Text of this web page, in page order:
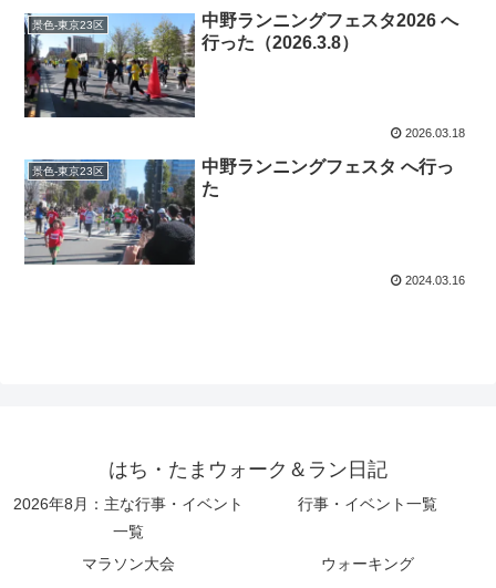
景色-東京23区
中野ランニングフェスタ2026 へ
行った（2026.3.8）
2026.03.18
景色-東京23区
中野ランニングフェスタ へ行っ
た
2024.03.16
はち・たまウォーク＆ラン日記
2026年8月：主な行事・イベント
一覧
行事・イベント一覧
マラソン大会
ウォーキング